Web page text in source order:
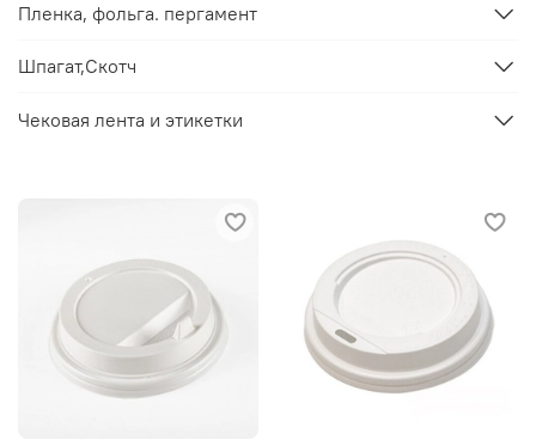
Пленка, фольга. пергамент
Шпагат,Скотч
Чековая лента и этикетки